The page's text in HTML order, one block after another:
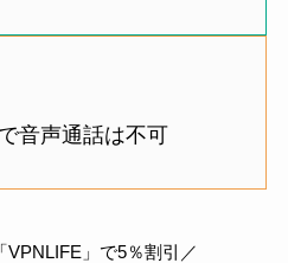
音声通話は不可
VPNLIFE」で5％割引／